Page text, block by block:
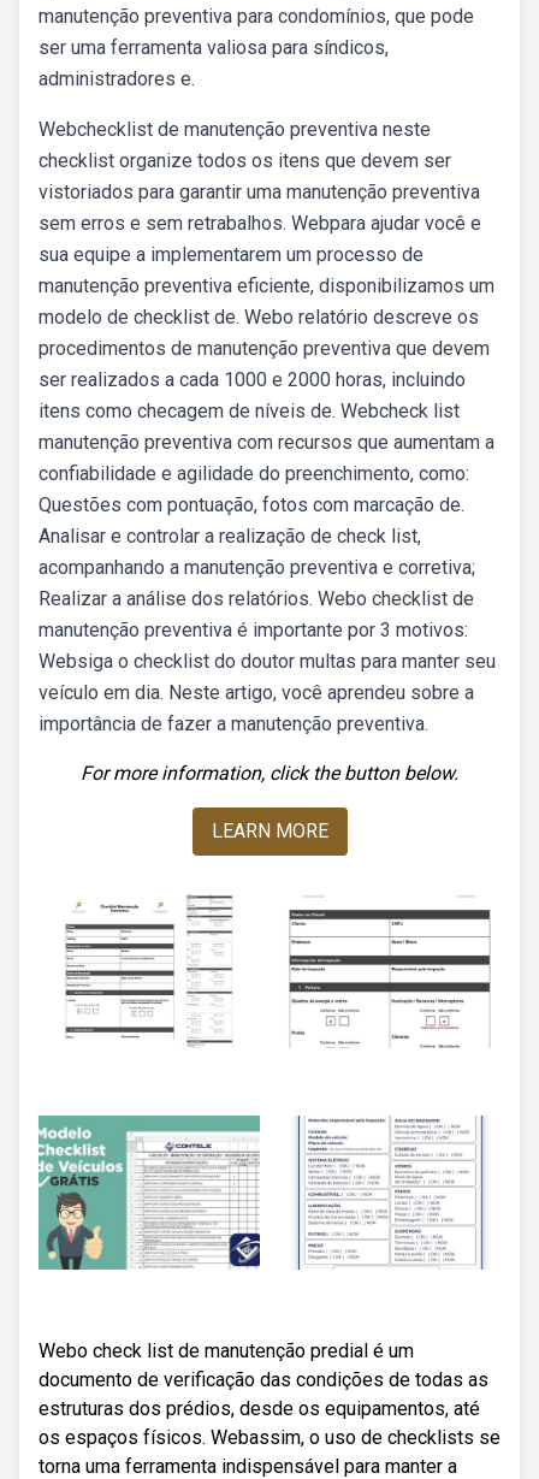
manutenção preventiva para condomínios, que pode
ser uma ferramenta valiosa para síndicos,
administradores e.
Webchecklist de manutenção preventiva neste
checklist organize todos os itens que devem ser
vistoriados para garantir uma manutenção preventiva
sem erros e sem retrabalhos. Webpara ajudar você e
sua equipe a implementarem um processo de
manutenção preventiva eficiente, disponibilizamos um
modelo de checklist de. Webo relatório descreve os
procedimentos de manutenção preventiva que devem
ser realizados a cada 1000 e 2000 horas, incluindo
itens como checagem de níveis de. Webcheck list
manutenção preventiva com recursos que aumentam a
confiabilidade e agilidade do preenchimento, como:
Questões com pontuação, fotos com marcação de.
Analisar e controlar a realização de check list,
acompanhando a manutenção preventiva e corretiva;
Realizar a análise dos relatórios. Webo checklist de
manutenção preventiva é importante por 3 motivos:
Websiga o checklist do doutor multas para manter seu
veículo em dia. Neste artigo, você aprendeu sobre a
importância de fazer a manutenção preventiva.
For more information, click the button below.
LEARN MORE
Webo check list de manutenção predial é um
documento de verificação das condições de todas as
estruturas dos prédios, desde os equipamentos, até
os espaços físicos. Webassim, o uso de checklists se
torna uma ferramenta indispensável para manter a